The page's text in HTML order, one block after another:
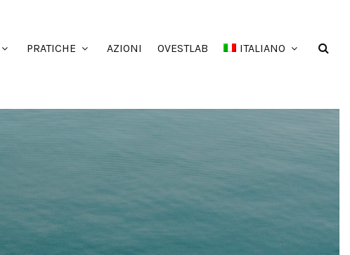
PRATICHE AZIONI OVESTLAB ITALIANO